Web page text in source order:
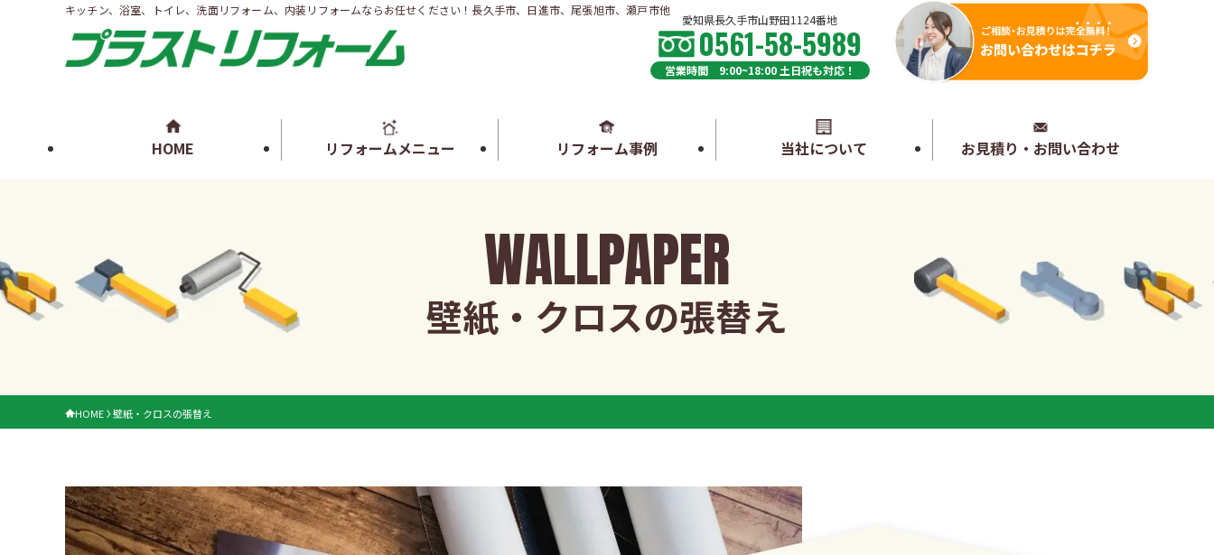
キッチン、浴室、トイレ、洗面リフォーム、内装リフォームならお任せください！長久手市、日進市、尾張旭市、瀬戸市他
愛知県長久手市山野田1124番地
0561-58-5989
営業時間 9:00~18:00 土日祝も対応！
HOME リフォームメニュー リフォーム事例 当社について お見積り・お問い合わせ
WALLPAPER
壁紙・クロスの張替え
HOME 壁紙・クロスの張替え